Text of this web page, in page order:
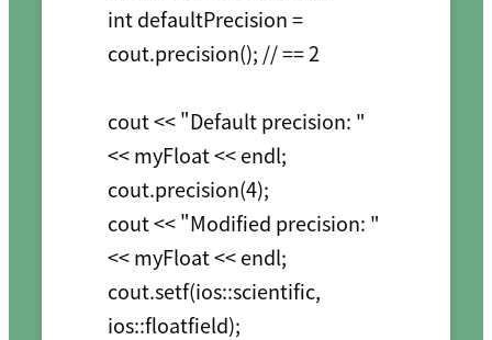
int defaultPrecision =
cout.precision(); // == 2
cout << "Default precision: "
<< myFloat << endl;
cout.precision(4);
cout << "Modified precision: "
<< myFloat << endl;
cout.setf(ios::scientific,
ios::floatfield);